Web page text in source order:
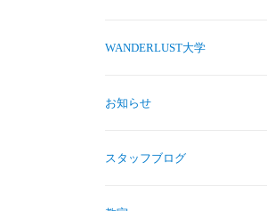
WANDERLUST大学
お知らせ
スタッフブログ